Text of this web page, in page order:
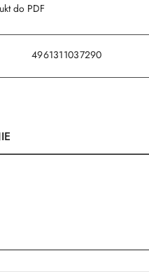
do PDF
4961311037290